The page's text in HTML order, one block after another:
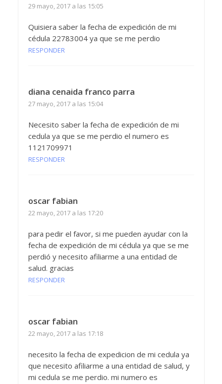
29 mayo, 2017 a las 15:05
Quisiera saber la fecha de expedición de mi
cédula 22783004 ya que se me perdio
RESPONDER
diana cenaida franco parra
27 mayo, 2017 a las 15:04
Necesito saber la fecha de expedición de mi
cedula ya que se me perdio el numero es
1121709971
RESPONDER
oscar fabian
22 mayo, 2017 a las 17:20
para pedir el favor, si me pueden ayudar con la
fecha de expedición de mi cédula ya que se me
perdió y necesito afiliarme a una entidad de
salud. gracias
RESPONDER
oscar fabian
22 mayo, 2017 a las 17:18
necesito la fecha de expedicion de mi cedula ya
que necesito afiliarme a una entidad de salud, y
mi cedula se me perdio. mi numero es